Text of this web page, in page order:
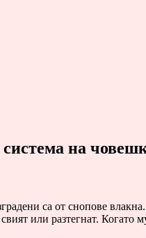
на
са от снопове
или разтегнат.